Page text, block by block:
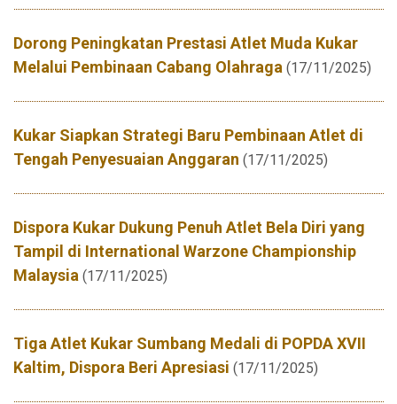
Dorong Peningkatan Prestasi Atlet Muda Kukar
Melalui Pembinaan Cabang Olahraga (17/11/2025)
Kukar Siapkan Strategi Baru Pembinaan Atlet di
Tengah Penyesuaian Anggaran (17/11/2025)
Dispora Kukar Dukung Penuh Atlet Bela Diri yang
Tampil di International Warzone Championship
Malaysia (17/11/2025)
Tiga Atlet Kukar Sumbang Medali di POPDA XVII
Kaltim, Dispora Beri Apresiasi (17/11/2025)